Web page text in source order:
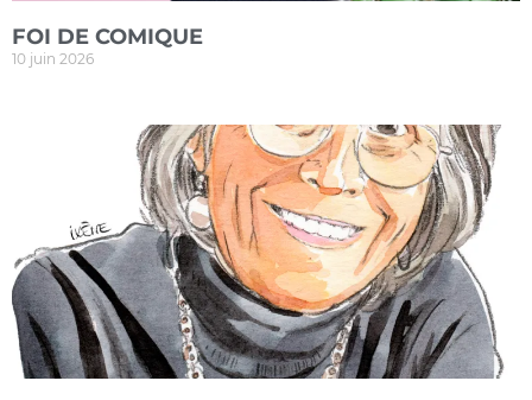
FOI DE COMIQUE
10 juin 2026